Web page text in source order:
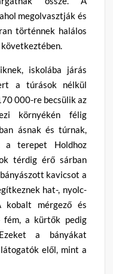
megolvasztják és
történnek halálos
iskolába járás
a túrások nélkül
000-re becsülik az
környékén félig
ásnak és túrnak,
terepet Holdhoz
térdig érő sárban
kavicsot a
hat-, nyolc-
mérgező és
fém, a kürtők pedig
a bányákat
elől, mint a